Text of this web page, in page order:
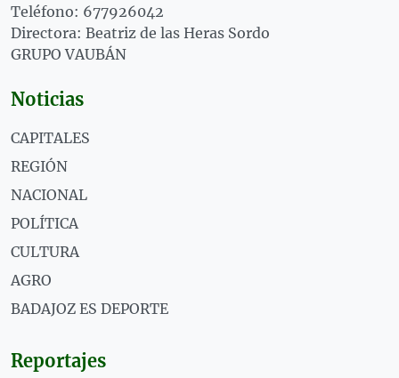
Teléfono: 677926042
Directora: Beatriz de las Heras Sordo
GRUPO VAUBÁN
Noticias
CAPITALES
REGIÓN
NACIONAL
POLÍTICA
CULTURA
AGRO
BADAJOZ ES DEPORTE
Reportajes